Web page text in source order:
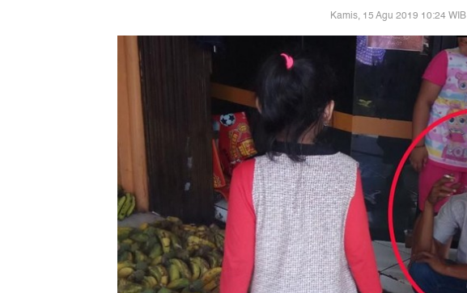
Kamis, 15 Agu 2019 10:24 WIB